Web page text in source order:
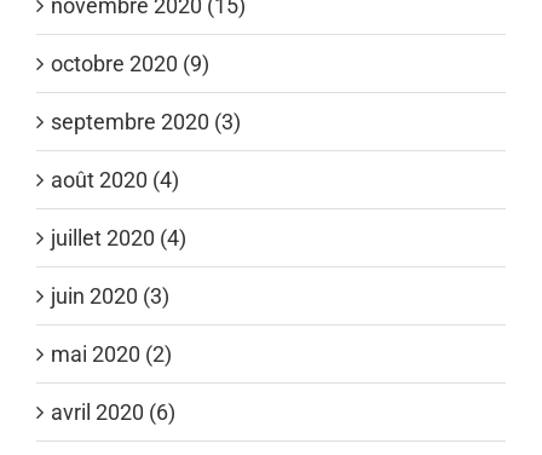
octobre 2020 (9)
septembre 2020 (3)
août 2020 (4)
juillet 2020 (4)
juin 2020 (3)
mai 2020 (2)
avril 2020 (6)